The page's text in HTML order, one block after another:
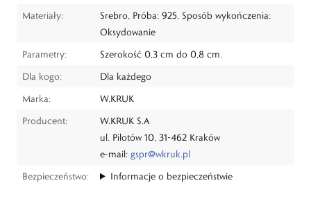
Materiały:
Srebro, Próba: 925, Sposób wykończenia:
Oksydowanie
Parametry:
Szerokość 0,3 cm do 0,8 cm.
Dla kogo:
Dla każdego
Marka:
W.KRUK
Producent:
W.KRUK S.A
ul. Pilotów 10, 31-462 Kraków
e-mail: gspr@wkruk.pl
Bezpieczeństwo:
Informacje o bezpieczeństwie